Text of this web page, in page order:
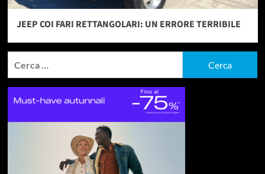
JEEP COI FARI RETTANGOLARI: UN ERRORE TERRIBILE